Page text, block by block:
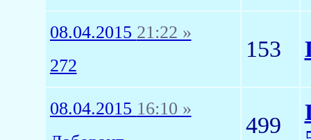
08.04.2015 21:22 »
272
153
08.04.2015 16:10 »
499